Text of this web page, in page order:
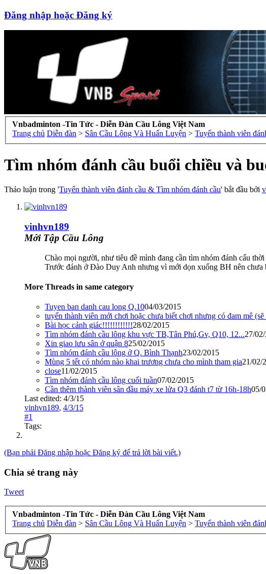
Đăng nhập hoặc Đăng ký
Vnbadminton -Tin Tức - Diễn Đàn Cầu Lông Việt Nam
Trang chủ Diễn đàn > Sân Cầu Lông Và Huấn Luyện > Tuyển thành viên
Tìm nhóm đánh cầu buổi chiều và
Thảo luận trong 'Tuyển thành viên đánh cầu & Tìm nhóm đánh cầu' bắt đầu bởi
vinhvn189
Mới Tập Cầu Lông
Chào mọi người, như tiêu đề mình đang cần tìm nhóm đánh cấu
Trước đánh ở Đào Duy Anh nhưng vì mới dọn xuống BH nên chưa
More Threads in same category
Tuyen ban danh cau long Q.1004/03/2015
tuyển thành viên mới chơi hoặc chưa biết chơi nhưng có đam mê
Bài học cảnh giác!!!!!!!!!!!!28/02/2015
Tìm nhóm đánh cầu lông khu vực TB,Tân Phú,Gv, Q10, 12...27/
Xin giao lưu sân ở quận 825/02/2015
Tìm nhóm đánh cầu lông ở Q. Bình Thạnh23/02/2015
Mùng 5 tết có nhóm nào khai trương chưa cho mình tham gia21/02/
close11/02/2015
Tìm nhóm đánh cầu lông cuối tuần07/02/2015
Cần thêm thành viên sân đầu máy xe lửa Q3 đánh t7 từ 16h-18h05/
Last edited: 4/3/15
vinhvn189, 4/3/15
#1
Tags:
(Bạn phải Đăng nhập hoặc Đăng ký để trả lời bài viết.)
Chia sẻ trang này
Tweet
Vnbadminton -Tin Tức - Diễn Đàn Cầu Lông Việt Nam
Trang chủ Diễn đàn > Sân Cầu Lông Và Huấn Luyện > Tuyển thành viên